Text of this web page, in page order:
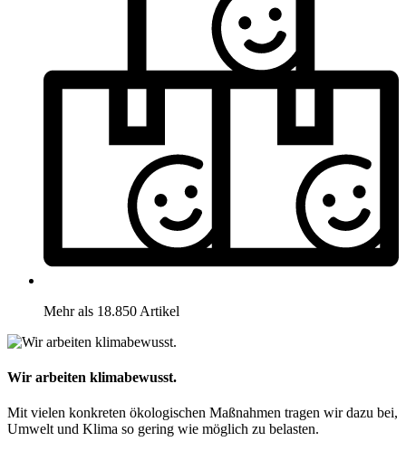
Mehr als 18.850 Artikel
Wir arbeiten klimabewusst.
Mit vielen konkreten ökologischen Maßnahmen tragen wir dazu bei,
Umwelt und Klima so gering wie möglich zu belasten.